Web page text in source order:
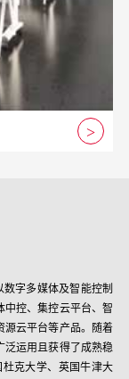
数字多媒体及智能控制
中控、集控云平台、智
源云平台等产品。随着
泛运用且获得了成熟稳
克大学、英国牛津大